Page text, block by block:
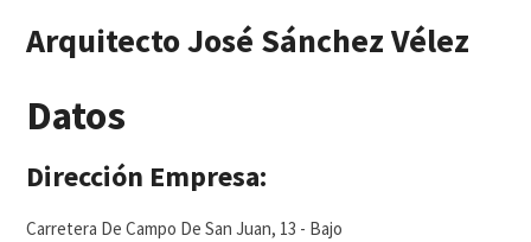
Arquitecto José Sánchez Vélez
Datos
Dirección Empresa:
Carretera De Campo De San Juan, 13 - Bajo